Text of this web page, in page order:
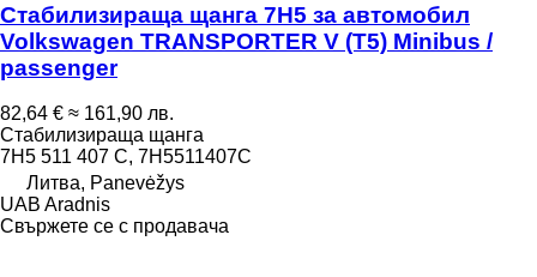
Стабилизираща щанга 7H5 за автомобил
Volkswagen TRANSPORTER V (T5) Minibus /
passenger
82,64 € ≈ 161,90 лв.
Стабилизираща щанга
7H5 511 407 C, 7H5511407C
Литва, Panevėžys
UAB Aradnis
Свържете се с продавача